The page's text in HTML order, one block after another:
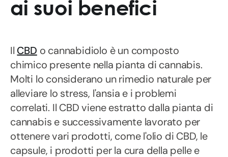
ai suoi benefici
Il CBD o cannabidiolo è un composto
chimico presente nella pianta di cannabis.
Molti lo considerano un rimedio naturale per
alleviare lo stress, l'ansia e i problemi
correlati. Il CBD viene estratto dalla pianta di
cannabis e successivamente lavorato per
ottenere vari prodotti, come l'olio di CBD, le
capsule, i prodotti per la cura della pelle e